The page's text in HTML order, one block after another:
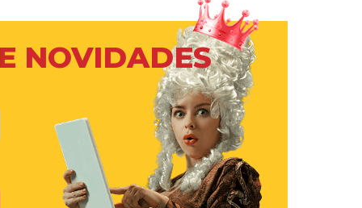
NOVIDADES